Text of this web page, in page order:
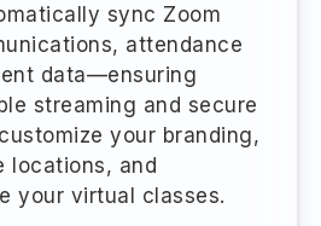
sync Zoom
attendance
data—ensuring
streaming and secure
your branding,
locations, and
your virtual classes.